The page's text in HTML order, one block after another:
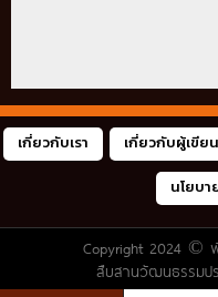
เกี่ยวกับเรา เกี่ยวกับผู้เขียน
นโยบ
Copyright 2024 ©
สืบสานวัฒนธรรมป